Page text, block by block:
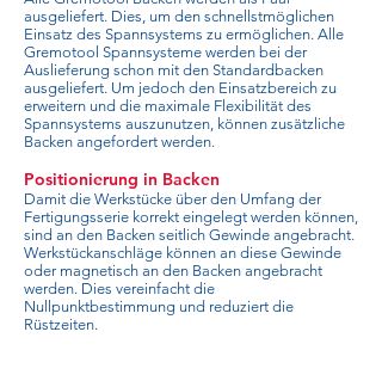
ausgeliefert. Dies, um den schnellstmöglichen
Einsatz des Spannsystems zu ermöglichen. Alle
Gremotool Spannsysteme werden bei der
Auslieferung schon mit den Standardbacken
ausgeliefert. Um jedoch den Einsatzbereich zu
erweitern und die maximale Flexibilität des
Spannsystems auszunutzen, können zusätzliche
Backen angefordert werden.
Positionierung in Backen
Damit die Werkstücke über den Umfang der
Fertigungsserie korrekt eingelegt werden können,
sind an den Backen seitlich Gewinde angebracht.
Werkstückanschläge können an diese Gewinde
oder magnetisch an den Backen angebracht
werden. Dies vereinfacht die
Nullpunktbestimmung und reduziert die
Rüstzeiten.